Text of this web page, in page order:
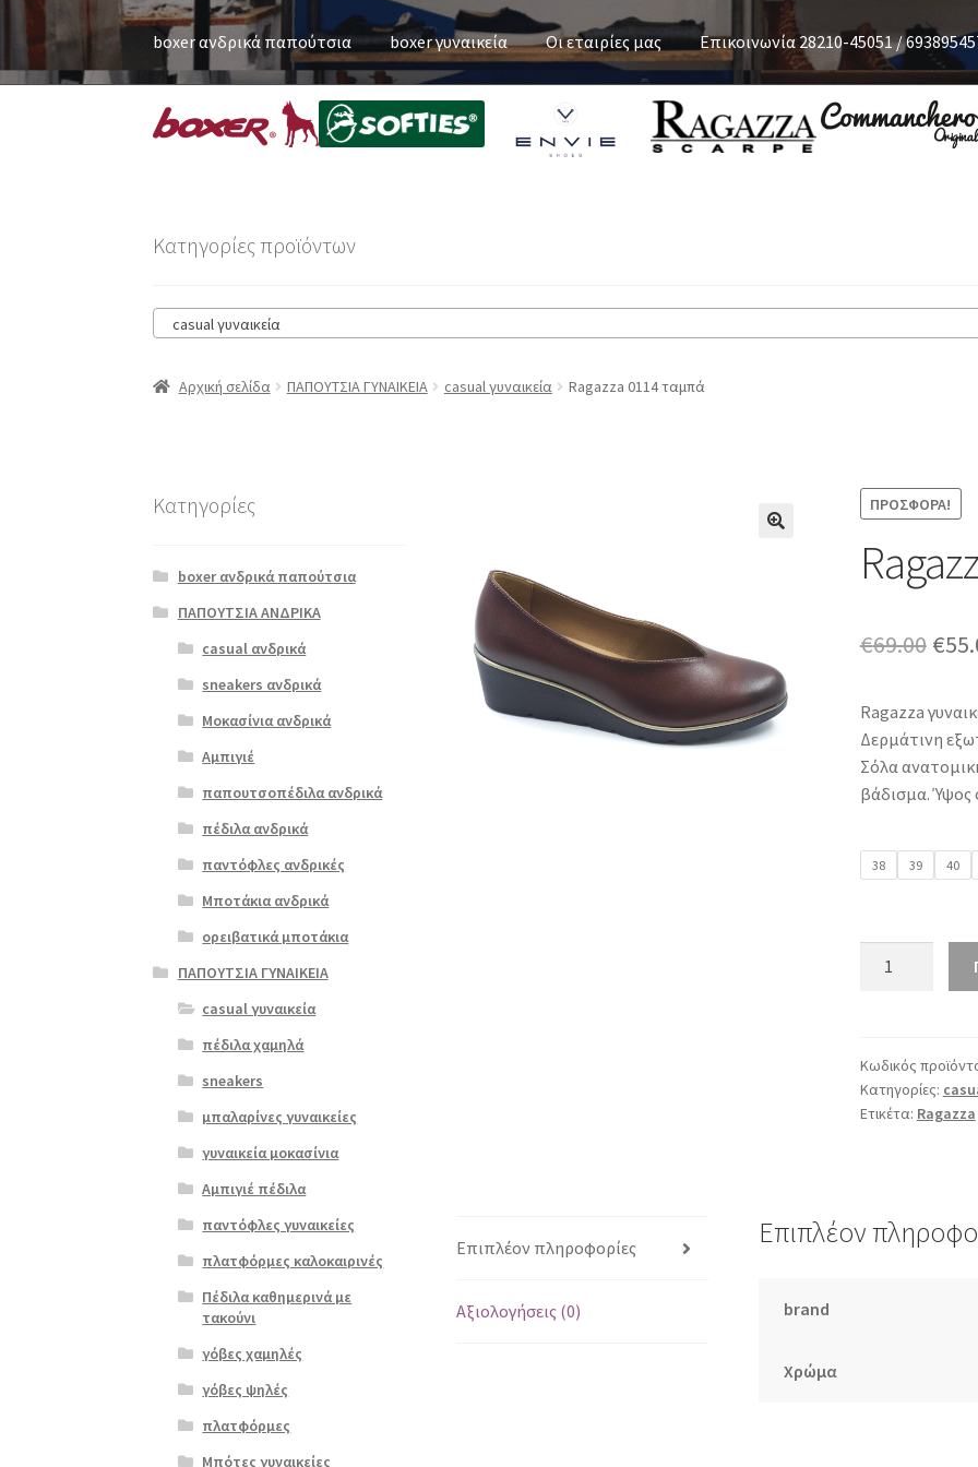
boxer ανδρικά παπούτσια boxer γυναικεία Οι εταιρίες μας Επικοινωνία 28210-45051 /
Κατηγορίες προϊόντων
casual γυναικεία
Αρχική σελίδα ΠΑΠΟΥΤΣΙΑ ΓΥΝΑΙΚΕΙΑ casual γυναικεία Ragazza 0114 ταμπά
ΠΡΟΣΦΟΡΆ!
€69.00
was:
€
Ragazza
Δερμάτινη
Σόλα
βάδισμα. Ύψος
38 39 40
Κωδικός
Κατηγορίες:
Ετικέτα: Ragazza
Επιπλέον πληροφορίες
Αξιολογήσεις (0)
Επιπλέον
brand
Χρώμα
Κατηγορίες
boxer ανδρικά παπούτσια
ΠΑΠΟΥΤΣΙΑ ΑΝΔΡΙΚΑ
casual ανδρικά
sneakers ανδρικά
Μοκασίνια ανδρικά
Αμπιγιέ
παπουτσοπέδιλα ανδρικά
πέδιλα ανδρικά
παντόφλες ανδρικές
Μποτάκια ανδρικά
ορειβατικά μποτάκια
ΠΑΠΟΥΤΣΙΑ ΓΥΝΑΙΚΕΙΑ
casual γυναικεία
πέδιλα χαμηλά
sneakers
μπαλαρίνες γυναικείες
γυναικεία μοκασίνια
Αμπιγιέ πέδιλα
παντόφλες γυναικείες
πλατφόρμες καλοκαιρινές
Πέδιλα καθημερινά με
τακούνι
γόβες χαμηλές
γόβες ψηλές
πλατφόρμες
Μπότες γυναικείες